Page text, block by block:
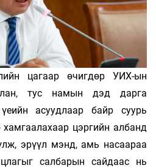
цагаар өчигдөр УИХ-ын
тус намын дэд дарга
асуудлаар байр суурь
цэргийн албанд
эрүүл мэнд, амь насаараа
салбарын сайдаас нь